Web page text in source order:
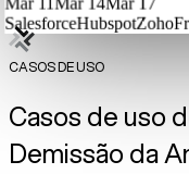
SalesforceHubspotZoho
CASOS DE USO
Casos de uso
Demissão da